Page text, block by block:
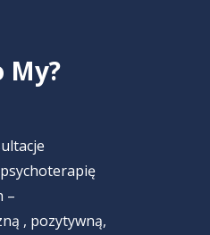
My?
–
, pozytywną,